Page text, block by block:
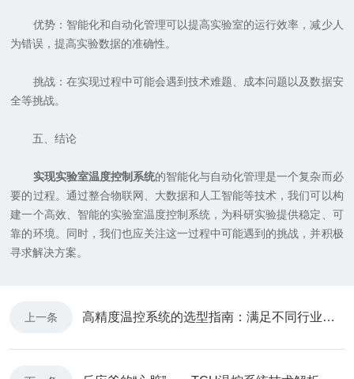
优势：智能化和自动化管理可以提高实验室的运行效率，减少人
为错误，提高实验数据的准确性。
挑战：在实现过程中可能会遇到技术难题、成本问题以及数据安
全等挑战。
五、结论
实现实验室温度控制系统的智能化与自动化管理是一个复杂而必
要的过程。通过整合物联网、大数据和人工智能等技术，我们可以构
建一个高效、智能的实验室温度控制系统，为科研实验提供稳定、可
靠的环境。同时，我们也应关注这一过程中可能遇到的挑战，并积极
寻求解决方案。
上一条 高精度温控系统的选型指南：满足不同行业需求